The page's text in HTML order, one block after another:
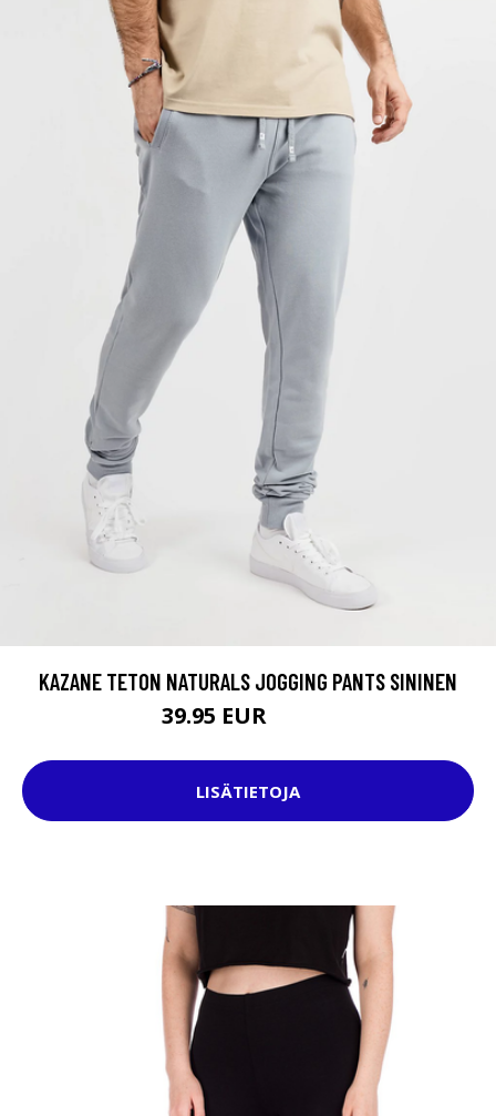
KAZANE TETON NATURALS JOGGING PANTS SININEN
39.95 EUR
LISÄTIETOJA